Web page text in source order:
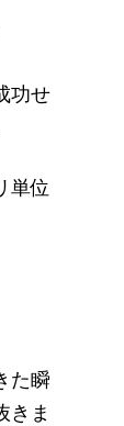
功せ
単位
た瞬
きま